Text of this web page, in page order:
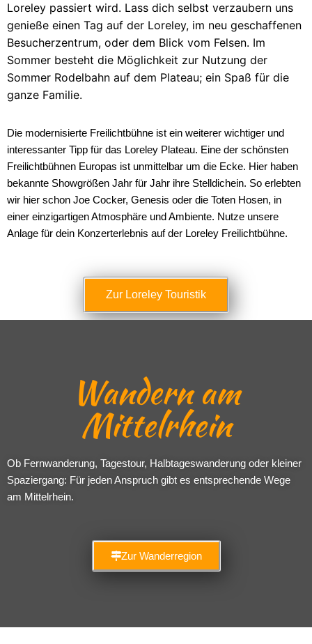
Loreley passiert wird. Lass dich selbst verzaubern uns
genieße einen Tag auf der Loreley, im neu geschaffenen
Besucherzentrum, oder dem Blick vom Felsen. Im
Sommer besteht die Möglichkeit zur Nutzung der
Sommer Rodelbahn auf dem Plateau; ein Spaß für die
ganze Familie.
Die modernisierte Freilichtbühne ist ein weiterer wichtiger und
interessanter Tipp für das Loreley Plateau. Eine der schönsten
Freilichtbühnen Europas ist unmittelbar um die Ecke. Hier haben
bekannte Showgrößen Jahr für Jahr ihre Stelldichein. So erlebten
wir hier schon Joe Cocker, Genesis oder die Toten Hosen, in
einer einzigartigen Atmosphäre und Ambiente. Nutze unsere
Anlage für dein Konzerterlebnis auf der Loreley Freilichtbühne.
Zur Loreley Touristik
Wandern am
Mittelrhein
Ob Fernwanderung, Tagestour, Halbtageswanderung oder kleiner
Spaziergang: Für jeden Anspruch gibt es entsprechende Wege
am Mittelrhein.
Zur Wanderregion